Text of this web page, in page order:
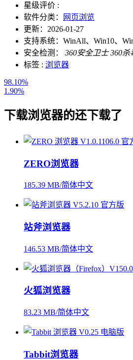
星级评价 :
软件分类：
网页浏览
更新： 2026-01-27
支持系统： WinAll、Win10、
安全检测：
360安全卫士 360杀
标签 : 浏览器
98.10%
1.90%
下载浏览器的还下载了
ZERO浏览器
185.39 MB/简体中文
站斧浏览器
146.53 MB/简体中文
火狐浏览器
83.23 MB/简体中文
Tabbit浏览器